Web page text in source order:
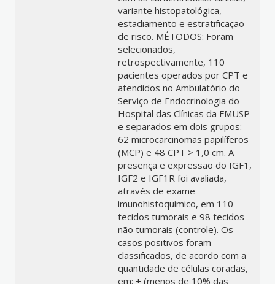
variante histopatológica,
estadiamento e estratificação
de risco. MÉTODOS: Foram
selecionados,
retrospectivamente, 110
pacientes operados por CPT e
atendidos no Ambulatório do
Serviço de Endocrinologia do
Hospital das Clínicas da FMUSP
e separados em dois grupos:
62 microcarcinomas papilíferos
(MCP) e 48 CPT > 1,0 cm. A
presença e expressão do IGF1,
IGF2 e IGF1R foi avaliada,
através de exame
imunohistoquímico, em 110
tecidos tumorais e 98 tecidos
não tumorais (controle). Os
casos positivos foram
classificados, de acordo com a
quantidade de células coradas,
em: + (menos de 10% das